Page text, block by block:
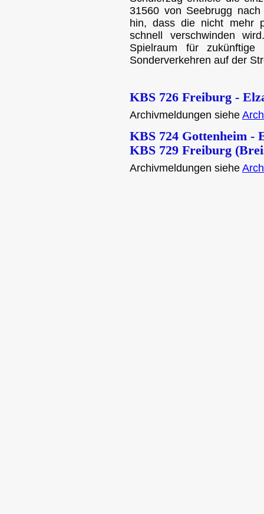
31560 von Seebrugg
hin, dass die nicht mehr
schnell verschwinden
Spielraum für
Sonderverkehren auf der
KBS 726 Freiburg -
Archivmeldungen siehe
KBS 724 Gottenheim -
KBS 729 Freiburg
Archivmeldungen siehe